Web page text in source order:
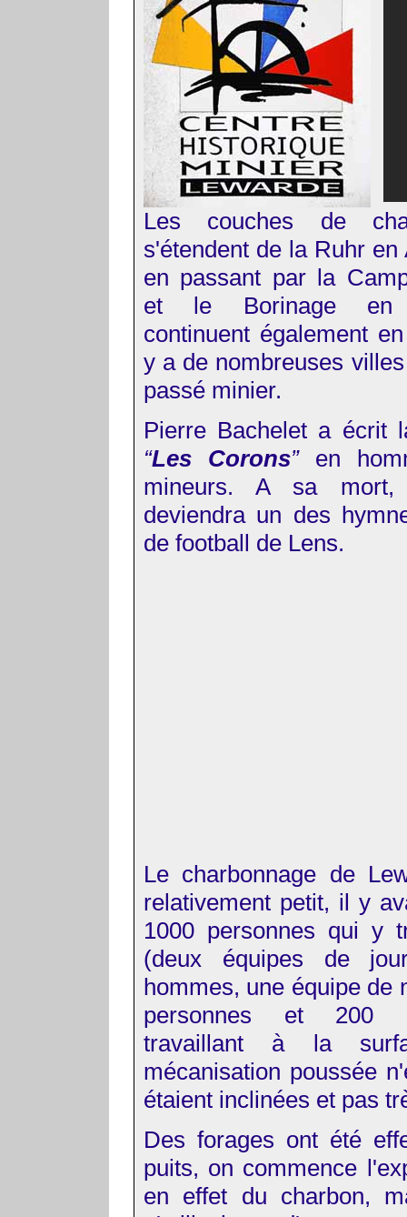
Les couches de
s'étendent de la Ruhr en
en passant par la
et le Borinage en
continuent également
y a de nombreuses
passé minier.
Pierre Bachelet a écrit
“Les Corons”en
mineurs. A sa
deviendra un des
de football de Lens.
Le charbonnage de
relativement petit, il y
1000 personnes qui y
(deux équipes de
hommes, une équipe de
personnes et 200
travaillant à la
mécanisation poussée
étaient inclinées et pas
Des forages ont été
puits, on commence
en effet du charbon,